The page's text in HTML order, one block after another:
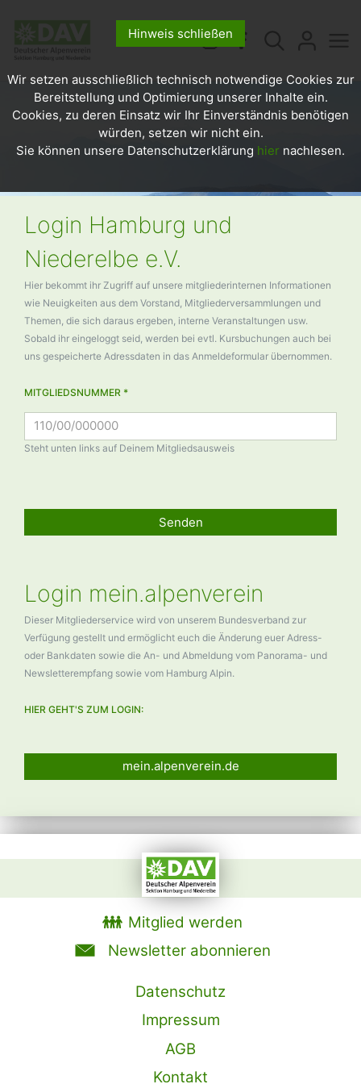
Login Hamburg und
Niederelbe e.V.
Hier bekommt ihr Zugriff auf unsere mitgliederinternen Informationen
wie Neuigkeiten aus dem Vorstand, Mitgliederversammlungen und
Themen, die sich daraus ergeben, interne Veranstaltungen usw.
Sobald ihr eingeloggt seid, werden bei evtl. Kursbuchungen auch bei
uns gespeicherte Adressdaten in das Anmeldeformular übernommen.
MITGLIEDSNUMMER *
Steht unten links auf Deinem Mitgliedsausweis
Senden
Login mein.alpenverein
Dieser Mitgliederservice wird von unserem Bundesverband zur
Verfügung gestellt und ermöglicht euch die Änderung euer Adress-
oder Bankdaten sowie die An- und Abmeldung vom Panorama- und
Newsletterempfang sowie vom Hamburg Alpin.
HIER GEHT'S ZUM LOGIN:
mein.alpenverein.de
Mitglied werden
Newsletter abonnieren
Datenschutz
Impressum
AGB
Kontakt
Hinweis schließen
Wir setzen ausschließlich technisch notwendige Cookies zur
Bereitstellung und Optimierung unserer Inhalte ein.
Cookies, zu deren Einsatz wir Ihr Einverständnis benötigen
würden, setzen wir nicht ein.
Sie können unsere Datenschutzerklärung hier nachlesen.